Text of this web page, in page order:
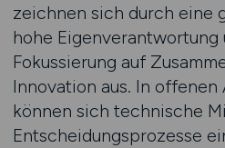
zeichnen sich durch eine
hohe Eigenverantwortung
Fokussierung auf
Innovation aus. In
können sich technische
Entscheidungsprozesse